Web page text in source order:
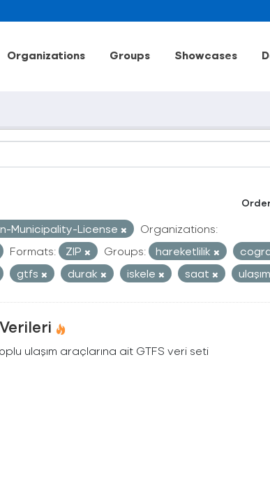
Organizations Groups Showcases
Municipality-License
Organizations:
Formats: ZIP Groups: hareketlilik
gtfs durak iskele saat ulaşım
ulaşım araçlarına ait GTFS veri seti